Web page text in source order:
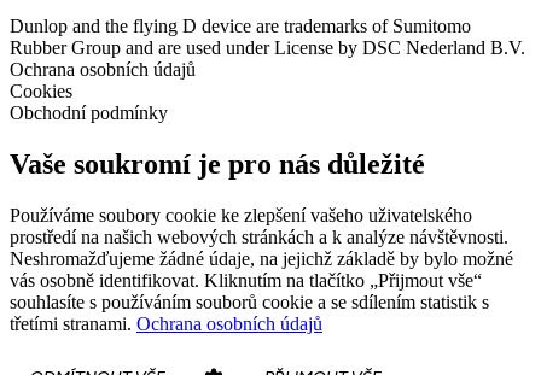
Dunlop and the flying D device are trademarks of Sumitomo
Rubber Group and are used under License by DSC Nederland B.V.
Ochrana osobních údajů
Cookies
Obchodní podmínky
Vaše soukromí je pro nás důležité
Používáme soubory cookie ke zlepšení vašeho uživatelského
prostředí na našich webových stránkách a k analýze návštěvnosti.
Neshromažďujeme žádné údaje, na jejichž základě by bylo možné
vás osobně identifikovat. Kliknutím na tlačítko „Přijmout vše“
souhlasíte s používáním souborů cookie a se sdílením statistik s
třetími stranami. Ochrana osobních údajů